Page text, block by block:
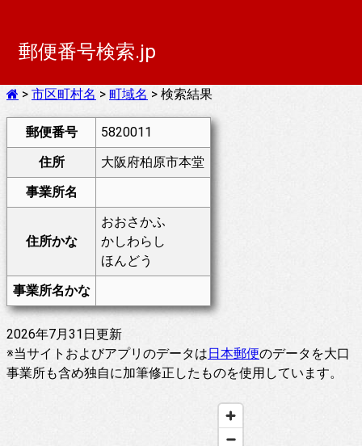
郵便番号検索.jp
> 市区町村名 > 町域名 > 検索結果
郵便番号
5820011
住所
大阪府柏原市本堂
事業所名
住所かな
おおさかふ
かしわらし
ほんどう
事業所名かな
2026年7月31日更新
※当サイトおよびアプリのデータは日本郵便のデータを大口
事業所も含め独自に加筆修正したものを使用しています。